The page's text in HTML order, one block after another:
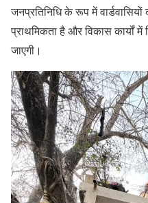
जनप्रतिनिधि के रूप में
प्राथमिकता है और विकास कार्यों
जाएगी।